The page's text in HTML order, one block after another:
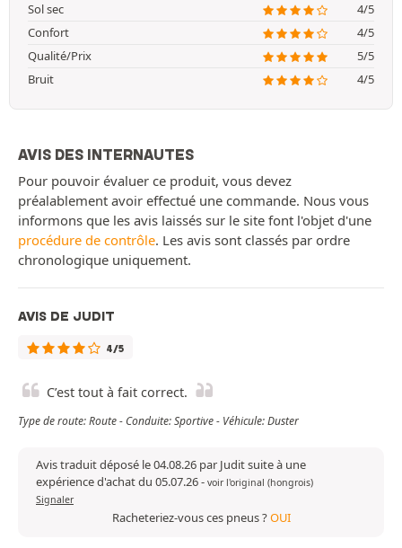
Sol sec
4/5
Confort
4/5
Qualité/Prix
5/5
Bruit
4/5
AVIS DES INTERNAUTES
Pour pouvoir évaluer ce produit, vous devez
préalablement avoir effectué une commande. Nous vous
informons que les avis laissés sur le site font l'objet d'une
procédure de contrôle. Les avis sont classés par ordre
chronologique uniquement.
AVIS DE JUDIT
4/5
C’est tout à fait correct.
Type de route: Route - Conduite: Sportive - Véhicule: Duster
Avis traduit déposé le 04.08.26 par Judit suite à une
expérience d'achat du 05.07.26- voir l'original (hongrois)
Signaler
Racheteriez-vous ces pneus ?OUI